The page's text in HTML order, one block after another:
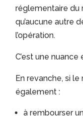
réglementaire du
qu’aucune autre
l’opération.
C’est une nuance
En revanche, si
également :
à rembourser